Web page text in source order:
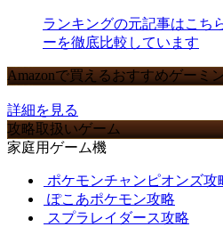
ランキングの元記事はこち
ーを徹底比較しています
Amazonで買えるおすすめゲーミ
詳細を見る
攻略取扱いゲーム
家庭用ゲーム機
ポケモンチャンピオンズ攻
ぽこあポケモン攻略
スプラレイダース攻略